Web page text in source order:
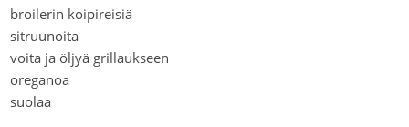
broilerin koipireisiä
sitruunoita
voita ja öljyä grillaukseen
oreganoa
suolaa